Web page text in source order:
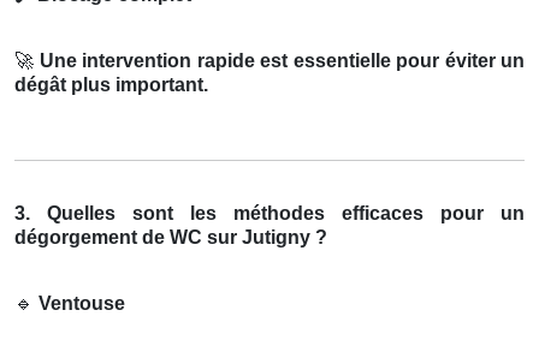
🚀 Une intervention rapide est essentielle pour éviter un
dégât plus important.
3. Quelles sont les méthodes efficaces pour un
dégorgement de WC sur Jutigny ?
🔹 Ventouse